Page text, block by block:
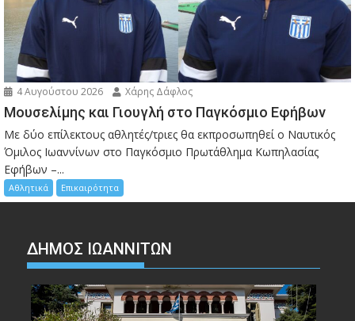
4 Αυγούστου 2026 Χάρης Δάφλος
Μουσελίμης και Γιουγλή στο Παγκόσμιο Εφήβων
Mε δύο επίλεκτους αθλητές/τριες θα εκπροσωπηθεί ο Ναυτικός
Όμιλος Ιωαννίνων στο Παγκόσμιο Πρωτάθλημα Κωπηλασίας
Εφήβων –...
Αθλητικά Επικαιρότητα
ΔΗΜΟΣ ΙΩΑΝΝΙΤΩΝ